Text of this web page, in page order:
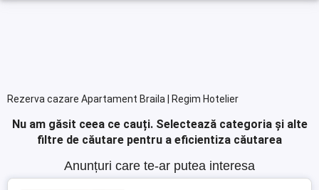
Rezerva cazare Apartament Braila | Regim Hotelier
Nu am găsit ceea ce cauți. Selectează categoria și alte
filtre de căutare pentru a eficientiza căutarea
Anunțuri care te-ar putea interesa